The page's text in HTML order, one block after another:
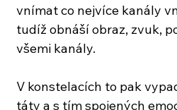
vnímat co nejvíce kanály
tudíž obnáší obraz, zvuk,
všemi kanály.
V konstelacích to pak
táty a s tím spojených